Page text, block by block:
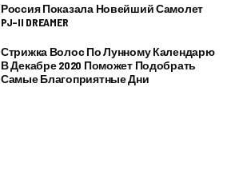
Россия Показала Новейший Самолет
PJ–II DREAMER
Стрижка Волос По Лунному Календарю
В Декабре 2020 Поможет Подобрать
Самые Благоприятные Дни